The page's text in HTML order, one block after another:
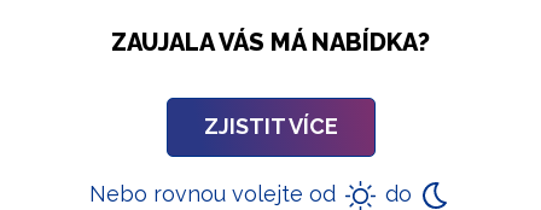
ZAUJALA VÁS MÁ NABÍDKA?
ZJISTIT VÍCE
Nebo rovnou volejte od do